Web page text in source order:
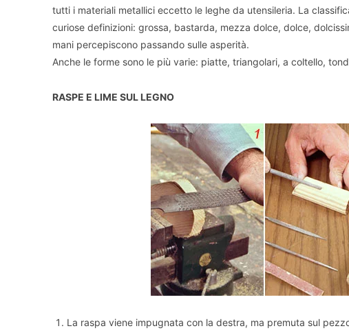
tutti i materiali metallici eccetto le leghe da utensileria. La
curiose definizioni: grossa, bastarda, mezza dolce, dolce,
mani percepiscono passando sulle asperità.
Anche le forme sono le più varie: piatte, triangolari, a coltello,
RASPE E LIME SUL LEGNO
La raspa viene impugnata con la destra, ma premuta sul